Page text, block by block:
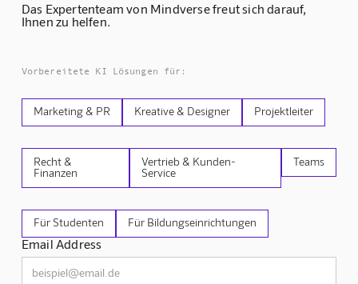
Das Expertenteam von Mindverse freut sich darauf,
Ihnen zu helfen.
Vorbereitete KI Lösungen für:
Marketing & PR Kreative & Designer Projektleiter
Recht &
Finanzen
Vertrieb & Kunden-
Service
Teams
Für Studenten Für Bildungseinrichtungen
Email Address